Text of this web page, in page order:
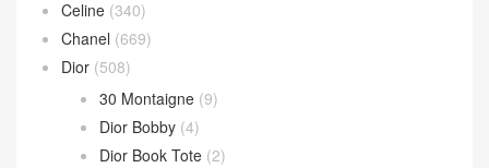
Hop 斜挎包
Jodie 手提包
Loop 斜挎包
Parachute Bag(10)
Sardine Hobo(4)
Wallace Bag(10)